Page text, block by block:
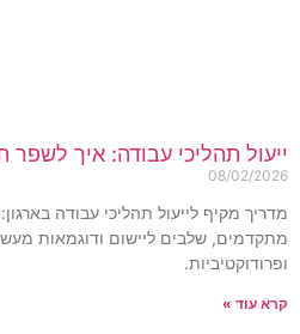
תהליכי עבודה: איך לשפר
08/02/
מקיף לייעול תהליכי עבודה בארגון:
שלבים ליישום ודוגמאות
עוד »